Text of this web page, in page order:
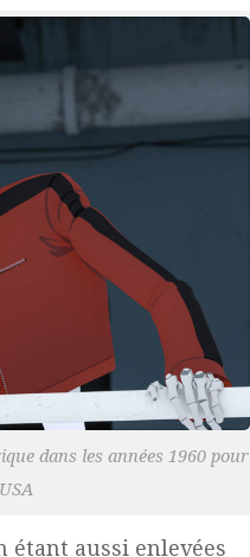
dans les années 1960 pour
aussi enlevées